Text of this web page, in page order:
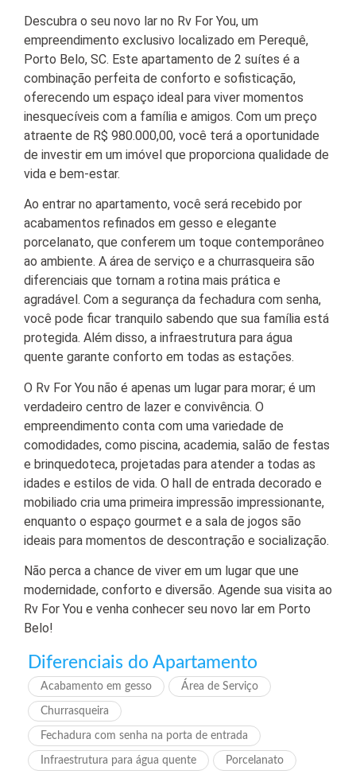
Descubra o seu novo lar no Rv For You, um
empreendimento exclusivo localizado em Perequê,
Porto Belo, SC. Este apartamento de 2 suítes é a
combinação perfeita de conforto e sofisticação,
oferecendo um espaço ideal para viver momentos
inesquecíveis com a família e amigos. Com um preço
atraente de R$ 980.000,00, você terá a oportunidade
de investir em um imóvel que proporciona qualidade de
vida e bem-estar.
Ao entrar no apartamento, você será recebido por
acabamentos refinados em gesso e elegante
porcelanato, que conferem um toque contemporâneo
ao ambiente. A área de serviço e a churrasqueira são
diferenciais que tornam a rotina mais prática e
agradável. Com a segurança da fechadura com senha,
você pode ficar tranquilo sabendo que sua família está
protegida. Além disso, a infraestrutura para água
quente garante conforto em todas as estações.
O Rv For You não é apenas um lugar para morar; é um
verdadeiro centro de lazer e convivência. O
empreendimento conta com uma variedade de
comodidades, como piscina, academia, salão de festas
e brinquedoteca, projetadas para atender a todas as
idades e estilos de vida. O hall de entrada decorado e
mobiliado cria uma primeira impressão impressionante,
enquanto o espaço gourmet e a sala de jogos são
ideais para momentos de descontração e socialização.
Não perca a chance de viver em um lugar que une
modernidade, conforto e diversão. Agende sua visita ao
Rv For You e venha conhecer seu novo lar em Porto
Belo!
Diferenciais do Apartamento
Acabamento em gesso Área de Serviço
Churrasqueira
Fechadura com senha na porta de entrada
Infraestrutura para água quente Porcelanato